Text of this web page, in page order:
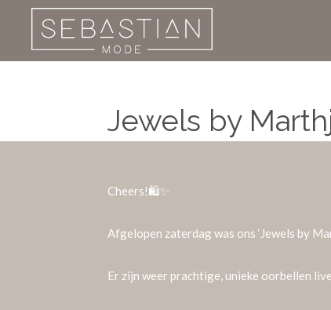
naar
Jewels by
Cheers!🛍️✨
Afgelopen zaterdag was ons ‘Jewels by
Er zijn weer prachtige, unieke oorbellen